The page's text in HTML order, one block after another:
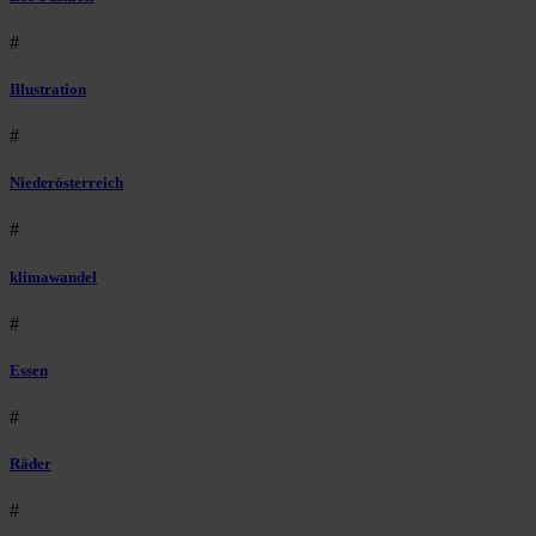
#
Illustration
#
Niederösterreich
#
klimawandel
#
Essen
#
Räder
#